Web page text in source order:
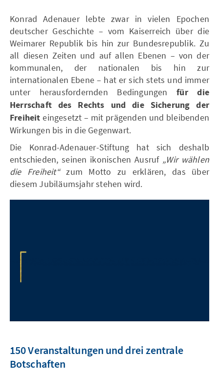
Konrad Adenauer lebte zwar in vielen Epochen
deutscher Geschichte – vom Kaiserreich über die
Weimarer Republik bis hin zur Bundesrepublik. Zu
all diesen Zeiten und auf allen Ebenen – von der
kommunalen, der nationalen bis hin zur
internationalen Ebene – hat er sich stets und immer
unter herausfordernden Bedingungenfür die
Herrschaft des Rechts und die Sicherung der
Freiheit eingesetzt – mit prägenden und bleibenden
Wirkungen bis in die Gegenwart.
Die Konrad-Adenauer-Stiftung hat sich deshalb
entschieden, seinen ikonischen Ausruf „Wir wählen
die Freiheit“zum Motto zu erklären, das über
diesem Jubiläumsjahr stehen wird.
150 Veranstaltungen und drei zentrale
Botschaften